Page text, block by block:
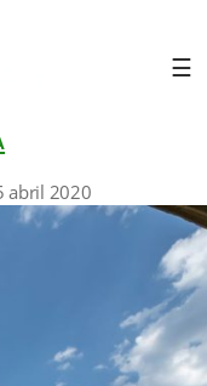
abril 2020